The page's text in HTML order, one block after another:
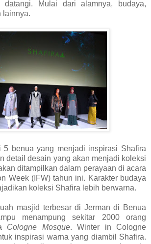
Mulai dari alamnya, budaya,
lainnya.
benua yang menjadi inspirasi Shafira
detail desain yang akan menjadi koleksi
ditampilkan dalam perayaan di acara
Week (IFW) tahun ini. Karakter budaya
koleksi Shafira lebih berwarna.
masjid terbesar di Jerman di Benua
menampung sekitar 2000 orang
Cologne Mosque. Winter in Cologne
inspirasi warna yang diambil Shafira.